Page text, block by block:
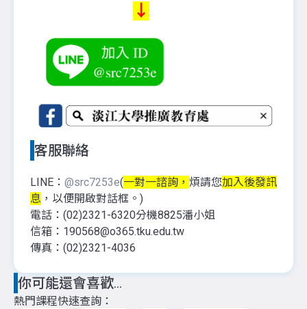
↓
客服聯絡
LINE： @src7253e(一對一諮詢， 煩請您加入後發訊
息 ，以便開啟對話框。)
電話：(02)2321-6320分機8825潘小姐
信箱：190568@o365.tku.edu.tw
傳真：(02)2321-4036
你可能還會喜歡...
熱門課程快速查詢